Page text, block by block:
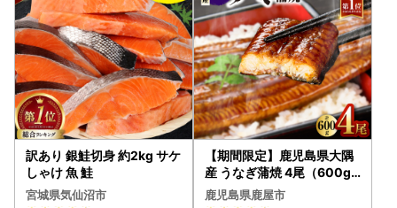
訳あり 銀鮭切身 約2kg サケ
しゃけ 魚 鮭
宮城県気仙沼市
【期間限定】鹿児島県大隅
産 うなぎ蒲焼 4尾（600g
） KN007-004-04-cp18
鹿児島県鹿屋市